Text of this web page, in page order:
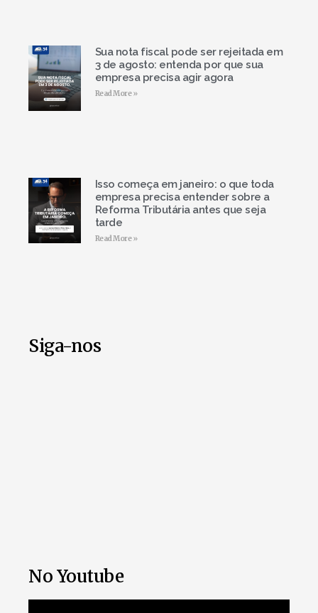
Sua nota fiscal pode ser rejeitada em
3 de agosto: entenda por que sua
empresa precisa agir agora
Read More »
Isso começa em janeiro: o que toda
empresa precisa entender sobre a
Reforma Tributária antes que seja
tarde
Read More »
Siga-nos
No Youtube